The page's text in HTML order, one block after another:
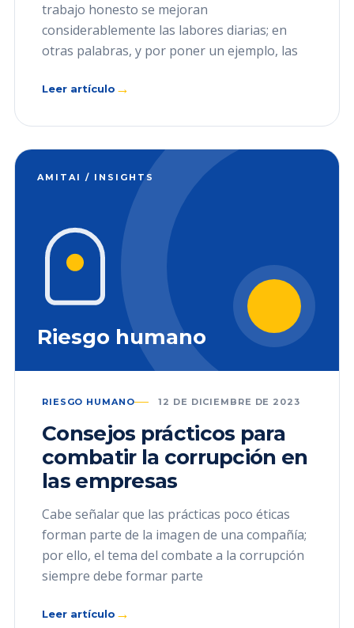
trabajo honesto se mejoran
considerablemente las labores diarias; en
otras palabras, y por poner un ejemplo, las
Leer artículo →
AMITAI / INSIGHTS
Riesgo humano
RIESGO HUMANO 12 DE DICIEMBRE DE 2023
Consejos prácticos para
combatir la corrupción en
las empresas
Cabe señalar que las prácticas poco éticas
forman parte de la imagen de una compañía;
por ello, el tema del combate a la corrupción
siempre debe formar parte
Leer artículo →